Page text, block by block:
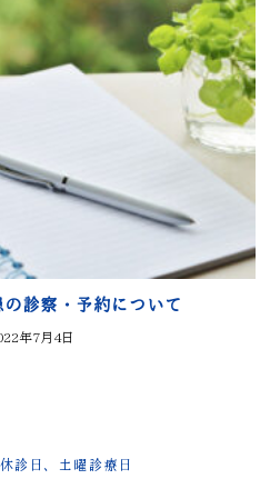
の診察・予約について
年7月4日
診日、土曜診療日